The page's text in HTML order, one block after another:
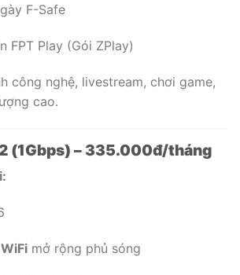
F-Safe
FPT Play (Gói ZPlay)
công nghệ, livestream, chơi game,
cao.
(1Gbps) – 335.000đ/tháng
mở rộng phủ sóng